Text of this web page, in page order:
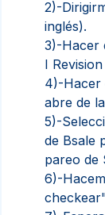
2)-
inglés).
3)-Hacer
I
4)-Hacer
abre de
5)-
de Bsale
pareo de
6)-